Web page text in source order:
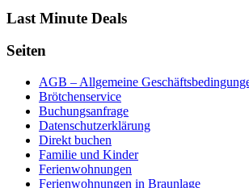
Last Minute Deals
Seiten
AGB – Allgemeine
Brötchenservice
Buchungsanfrage
Datenschutzerklärung
Direkt buchen
Familie und Kinder
Ferienwohnungen
Ferienwohnungen in Braunlage